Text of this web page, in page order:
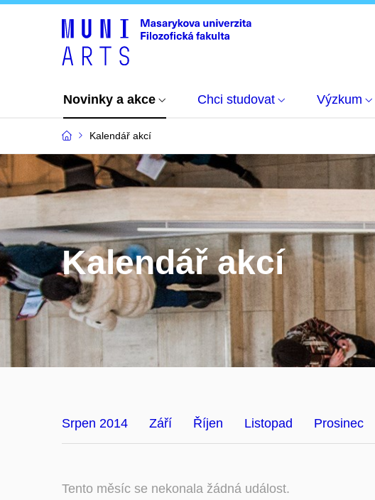
Novinky a akce Chci studovat Výzkum
Kalendář akcí
Kalendář akcí
Srpen 2014 Září Říjen Listopad Prosinec
Tento měsíc se nekonala žádná událost.